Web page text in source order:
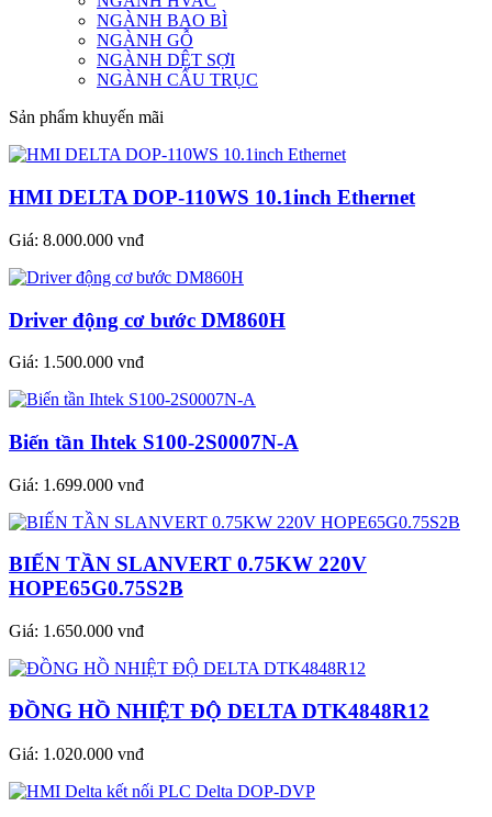
NGÀNH BAO BÌ
NGÀNH GỖ
NGÀNH DỆT SỢI
NGÀNH CẨU TRỤC
Sản phẩm khuyến mãi
HMI DELTA DOP-110WS 10.1inch Ethernet
Giá: 8.000.000 vnđ
Driver động cơ bước DM860H
Giá: 1.500.000 vnđ
Biến tần Ihtek S100-2S0007N-A
Giá: 1.699.000 vnđ
BIẾN TẦN SLANVERT 0.75KW 220V
HOPE65G0.75S2B
Giá: 1.650.000 vnđ
ĐỒNG HỒ NHIỆT ĐỘ DELTA DTK4848R12
Giá: 1.020.000 vnđ